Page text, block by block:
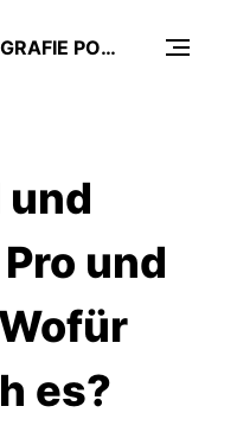
SCHICK'S TIERFOTOGRAFIE PODCAST
und
und
es?